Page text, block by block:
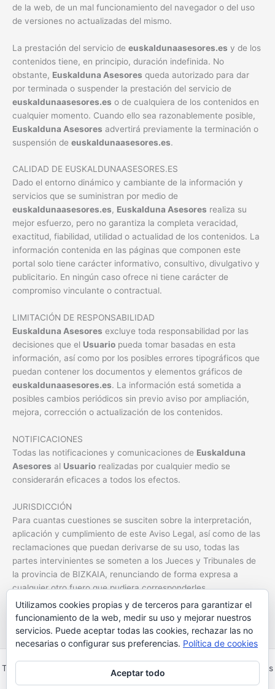
de la web, de un mal funcionamiento del navegador o del uso
de versiones no actualizadas del mismo.
La prestación del servicio de euskaldunaasesores.es y de los
contenidos tiene, en principio, duración indefinida. No
obstante, Euskalduna Asesores queda autorizado para dar
por terminada o suspender la prestación del servicio de
euskaldunaasesores.es o de cualquiera de los contenidos en
cualquier momento. Cuando ello sea razonablemente posible,
Euskalduna Asesores advertirá previamente la terminación o
suspensión de euskaldunaasesores.es.
CALIDAD DE EUSKALDUNAASESORES.ES
Dado el entorno dinámico y cambiante de la información y
servicios que se suministran por medio de
euskaldunaasesores.es, Euskalduna Asesores realiza su
mejor esfuerzo, pero no garantiza la completa veracidad,
exactitud, fiabilidad, utilidad o actualidad de los contenidos. La
información contenida en las páginas que componen este
portal solo tiene carácter informativo, consultivo, divulgativo y
publicitario. En ningún caso ofrece ni tiene carácter de
compromiso vinculante o contractual.
LIMITACIÓN DE RESPONSABILIDAD
Euskalduna Asesores excluye toda responsabilidad por las
decisiones que el Usuario pueda tomar basadas en esta
información, así como por los posibles errores tipográficos que
puedan contener los documentos y elementos gráficos de
euskaldunaasesores.es. La información está sometida a
posibles cambios periódicos sin previo aviso por ampliación,
mejora, corrección o actualización de los contenidos.
NOTIFICACIONES
Todas las notificaciones y comunicaciones de Euskalduna
Asesores al Usuario realizadas por cualquier medio se
considerarán eficaces a todos los efectos.
JURISDICCIÓN
Para cuantas cuestiones se susciten sobre la interpretación,
aplicación y cumplimiento de este Aviso Legal, así como de las
reclamaciones que puedan derivarse de su uso, todas las
partes intervinientes se someten a los Jueces y Tribunales de
la provincia de BIZKAIA, renunciando de forma expresa a
cualquier otro fuero que pudiera corresponderles.
LEGISLACIÓN APLICABLE
El presente Aviso Legal se rige por la normativa española
vigente.
Todos los derechos © 2026 Euskalduna Asesores | Funciona gracias
Utilizamos cookies propias y de terceros para garantizar el
funcionamiento de la web, medir su uso y mejorar nuestros
servicios. Puede aceptar todas las cookies, rechazar las no
necesarias o configurar sus preferencias. Política de cookies
Aceptar todo